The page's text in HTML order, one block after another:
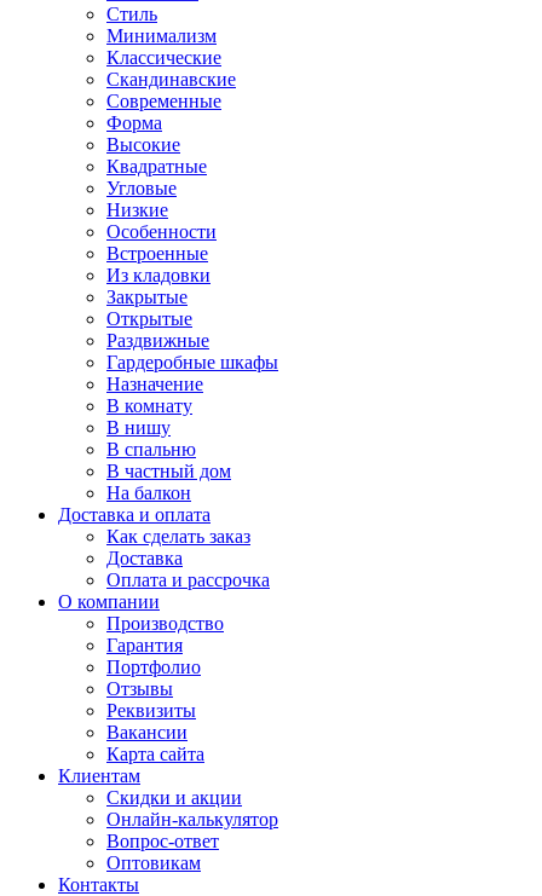
Стиль
Минимализм
Классические
Скандинавские
Современные
Форма
Высокие
Квадратные
Угловые
Низкие
Особенности
Встроенные
Из кладовки
Закрытые
Открытые
Раздвижные
Гардеробные шкафы
Назначение
В комнату
В нишу
В спальню
В частный дом
На балкон
Доставка и оплата
Как сделать заказ
Доставка
Оплата и рассрочка
О компании
Производство
Гарантия
Портфолио
Отзывы
Реквизиты
Вакансии
Карта сайта
Клиентам
Скидки и акции
Онлайн-калькулятор
Вопрос-ответ
Оптовикам
Контакты